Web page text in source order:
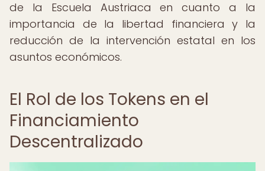
de la Escuela Austriaca en cuanto a la
importancia de la libertad financiera y la
reducción de la intervención estatal en los
asuntos económicos.
El Rol de los Tokens en el
Financiamiento
Descentralizado